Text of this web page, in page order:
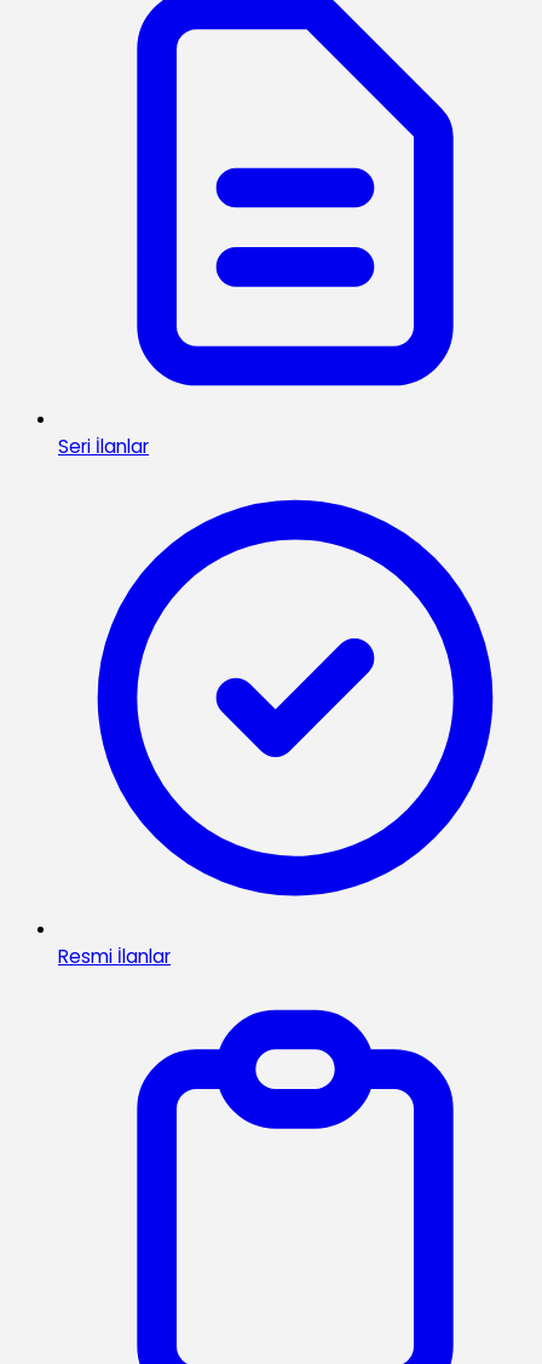
Seri İlanlar
Resmi İlanlar